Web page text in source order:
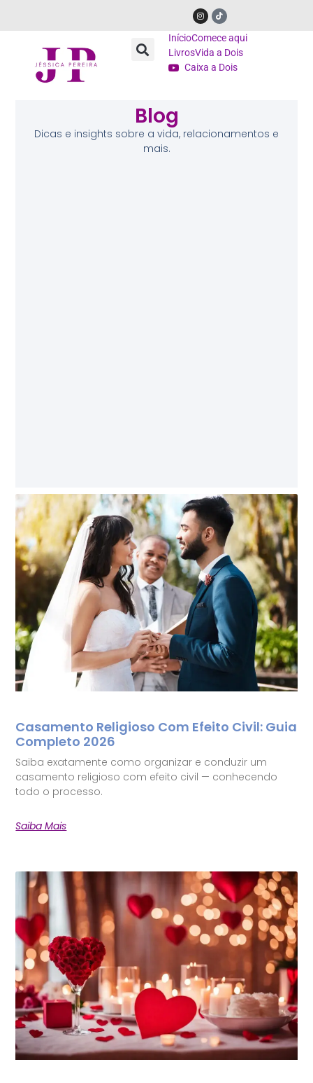
InícioComece aqui
LivrosVida a Dois
Caixa a Dois
Blog
Dicas e insights sobre a vida, relacionamentos e
mais.
Casamento Religioso Com Efeito Civil: Guia
Completo 2026
Saiba exatamente como organizar e conduzir um
casamento religioso com efeito civil — conhecendo
todo o processo.
Saiba Mais